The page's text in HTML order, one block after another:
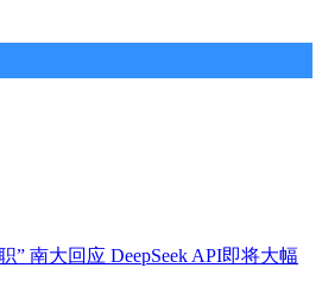
” 南大回应 DeepSeek API即将大幅